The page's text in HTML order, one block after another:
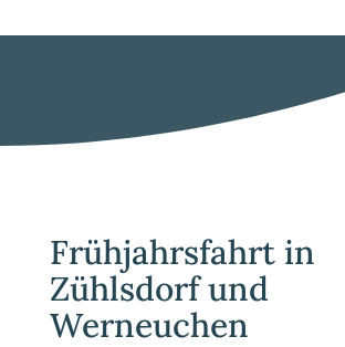
Frühjahrsfahrt in
Zühlsdorf und
Werneuchen